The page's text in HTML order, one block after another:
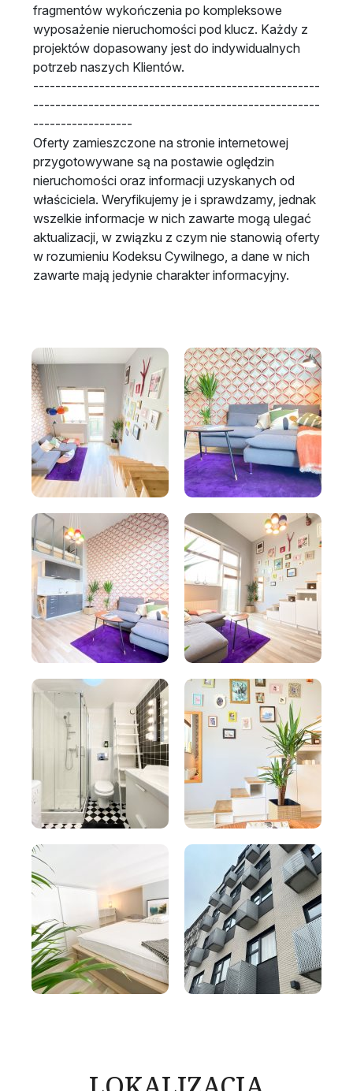
fragmentów wykończenia po kompleksowe
wyposażenie nieruchomości pod klucz. Każdy z
projektów dopasowany jest do indywidualnych
potrzeb naszych Klientów.
----------------------------------------------------
----------------------------------------------------
------------------
Oferty zamieszczone na stronie internetowej
przygotowywane są na postawie oględzin
nieruchomości oraz informacji uzyskanych od
właściciela. Weryfikujemy je i sprawdzamy, jednak
wszelkie informacje w nich zawarte mogą ulegać
aktualizacji, w związku z czym nie stanowią oferty
w rozumieniu Kodeksu Cywilnego, a dane w nich
zawarte mają jedynie charakter informacyjny.